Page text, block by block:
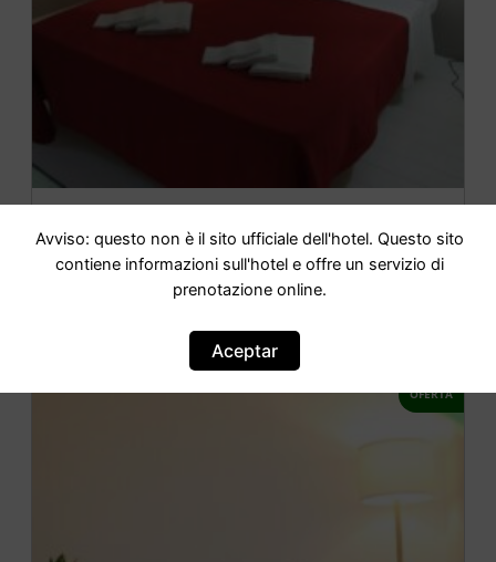
IR AL HOTEL
OFERTA
Avviso: questo non è il sito ufficiale dell'hotel. Questo sito
contiene informazioni sull'hotel e offre un servizio di
prenotazione online.
Aceptar